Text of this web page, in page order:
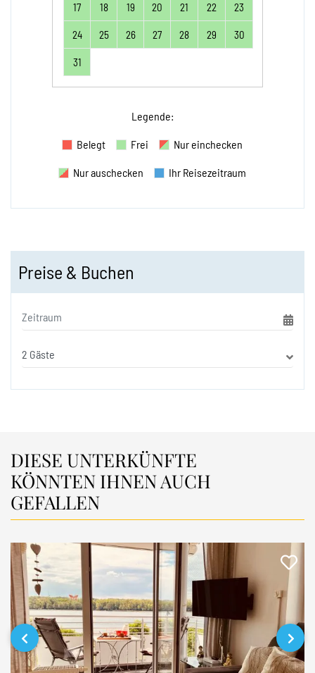
17 18 19 20 21 22 23
24 25 26 27 28 29 30
31
Legende:
Belegt Frei Nur einchecken
Nur auschecken Ihr Reisezeitraum
Preise & Buchen
DIESE UNTERKÜNFTE
KÖNNTEN IHNEN AUCH
GEFALLEN
‹ ›